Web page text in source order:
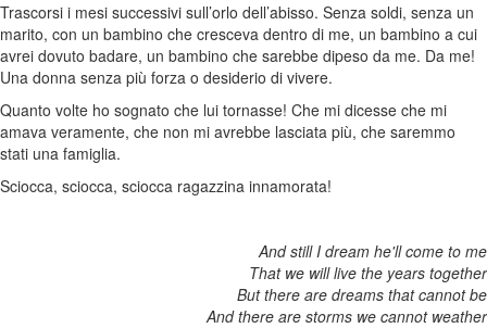
Trascorsi i mesi successivi sull’orlo dell’abisso. Senza soldi, senza un
marito, con un bambino che cresceva dentro di me, un bambino a cui
avrei dovuto badare, un bambino che sarebbe dipeso da me. Da me!
Una donna senza più forza o desiderio di vivere.
Quanto volte ho sognato che lui tornasse! Che mi dicesse che mi
amava veramente, che non mi avrebbe lasciata più, che saremmo
stati una famiglia.
Sciocca, sciocca, sciocca ragazzina innamorata!
And still I dream he'll come to me
That we will live the years together
But there are dreams that cannot be
And there are storms we cannot weather